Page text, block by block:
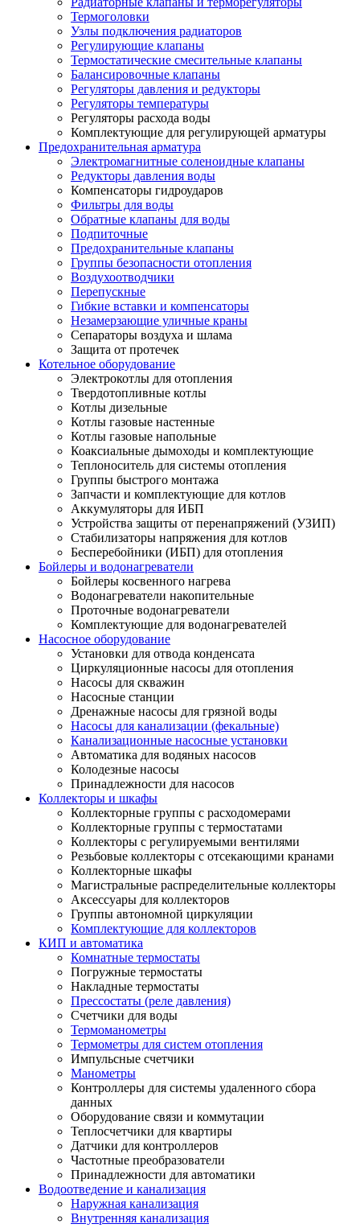
Термоголовки
Узлы подключения радиаторов
Регулирующие клапаны
Термостатические смесительные клапаны
Балансировочные клапаны
Регуляторы давления и редукторы
Регуляторы температуры
Регуляторы расхода воды
Комплектующие для регулирующей арматуры
Предохранительная арматура
Электромагнитные соленоидные клапаны
Редукторы давления воды
Компенсаторы гидроударов
Фильтры для воды
Обратные клапаны для воды
Подпиточные
Предохранительные клапаны
Группы безопасности отопления
Воздухоотводчики
Перепускные
Гибкие вставки и компенсаторы
Незамерзающие уличные краны
Сепараторы воздуха и шлама
Защита от протечек
Котельное оборудование
Электрокотлы для отопления
Твердотопливные котлы
Котлы дизельные
Котлы газовые настенные
Котлы газовые напольные
Коаксиальные дымоходы и комплектующие
Теплоноситель для системы отопления
Группы быстрого монтажа
Запчасти и комплектующие для котлов
Аккумуляторы для ИБП
Устройства защиты от перенапряжений (УЗИП)
Стабилизаторы напряжения для котлов
Бесперебойники (ИБП) для отопления
Бойлеры и водонагреватели
Бойлеры косвенного нагрева
Водонагреватели накопительные
Проточные водонагреватели
Комплектующие для водонагревателей
Насосное оборудование
Установки для отвода конденсата
Циркуляционные насосы для отопления
Насосы для скважин
Насосные станции
Дренажные насосы для грязной воды
Насосы для канализации (фекальные)
Канализационные насосные установки
Автоматика для водяных насосов
Колодезные насосы
Принадлежности для насосов
Коллекторы и шкафы
Коллекторные группы с расходомерами
Коллекторные группы с термостатами
Коллекторы с регулируемыми вентилями
Резьбовые коллекторы с отсекающими кранами
Коллекторные шкафы
Магистральные распределительные коллекторы
Аксессуары для коллекторов
Группы автономной циркуляции
Комплектующие для коллекторов
КИП и автоматика
Комнатные термостаты
Погружные термостаты
Накладные термостаты
Прессостаты (реле давления)
Счетчики для воды
Термоманометры
Термометры для систем отопления
Импульсные счетчики
Манометры
Контроллеры для системы удаленного сбора
данных
Оборудование связи и коммутации
Теплосчетчики для квартиры
Датчики для контроллеров
Частотные преобразователи
Принадлежности для автоматики
Водоотведение и канализация
Наружная канализация
Внутренняя канализация